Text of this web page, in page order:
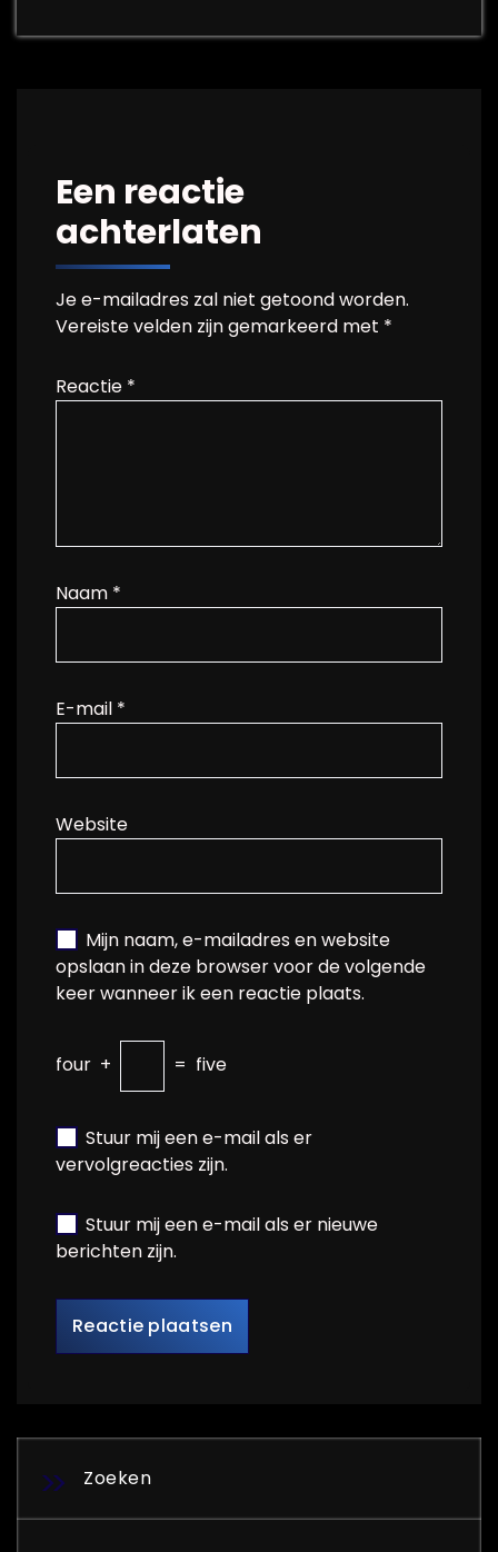
Een reactie
achterlaten
Je e-mailadres zal niet getoond worden.
Vereiste velden zijn gemarkeerd met *
Reactie *
Naam *
E-mail *
Website
Mijn naam, e-mailadres en website
opslaan in deze browser voor de volgende
keer wanneer ik een reactie plaats.
four + = five
Stuur mij een e-mail als er
vervolgreacties zijn.
Stuur mij een e-mail als er nieuwe
berichten zijn.
Zoeken